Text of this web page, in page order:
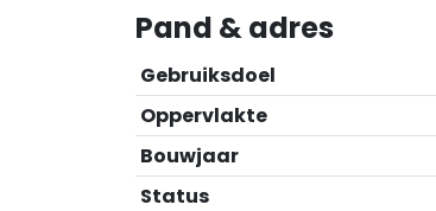
Pand & adres
Gebruiksdoel
Oppervlakte
Bouwjaar
Status